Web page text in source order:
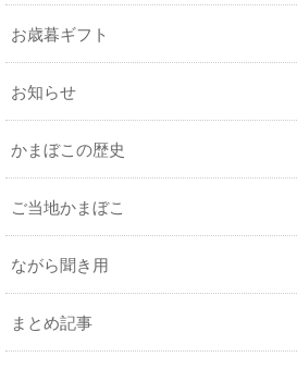
お歳暮ギフト
お知らせ
かまぼこの歴史
ご当地かまぼこ
ながら聞き用
まとめ記事